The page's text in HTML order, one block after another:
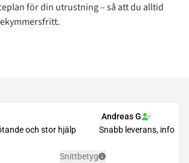
för din utrustning – så att du alltid